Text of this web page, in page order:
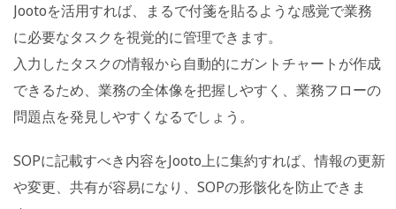
Jootoを活用すれば、まるで付箋を貼るような感覚で業務
に必要なタスクを視覚的に管理できます。
入力したタスクの情報から自動的にガントチャートが作成
できるため、業務の全体像を把握しやすく、業務フローの
問題点を発見しやすくなるでしょう。
SOPに記載すべき内容をJooto上に集約すれば、情報の更新
や変更、共有が容易になり、SOPの形骸化を防止できま